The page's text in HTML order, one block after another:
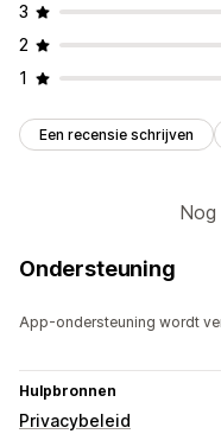
3
2
1
Een recensie schrijven
Nog
Ondersteuning
App-ondersteuning wordt
Hulpbronnen
Privacybeleid